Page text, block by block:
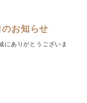
お知らせ
にありがとうございま